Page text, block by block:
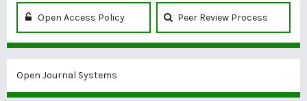
Open Access Policy Peer Review Process
Open Journal Systems